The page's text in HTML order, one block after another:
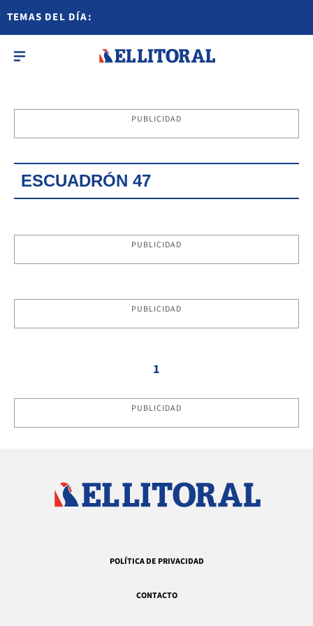
TEMAS DEL DÍA:
PUBLICIDAD
ESCUADRÓN 47
PUBLICIDAD
PUBLICIDAD
1
PUBLICIDAD
POLÍTICA DE PRIVACIDAD
CONTACTO